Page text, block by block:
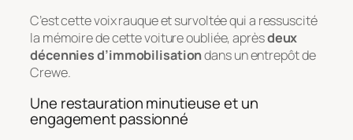
C’est cette voix rauque et survoltée qui a ressuscité
la mémoire de cette voiture oubliée, aprèsdeux
décennies d’immobilisationdans un entrepôt de
Crewe.
Une restauration minutieuse et un
engagement passionné